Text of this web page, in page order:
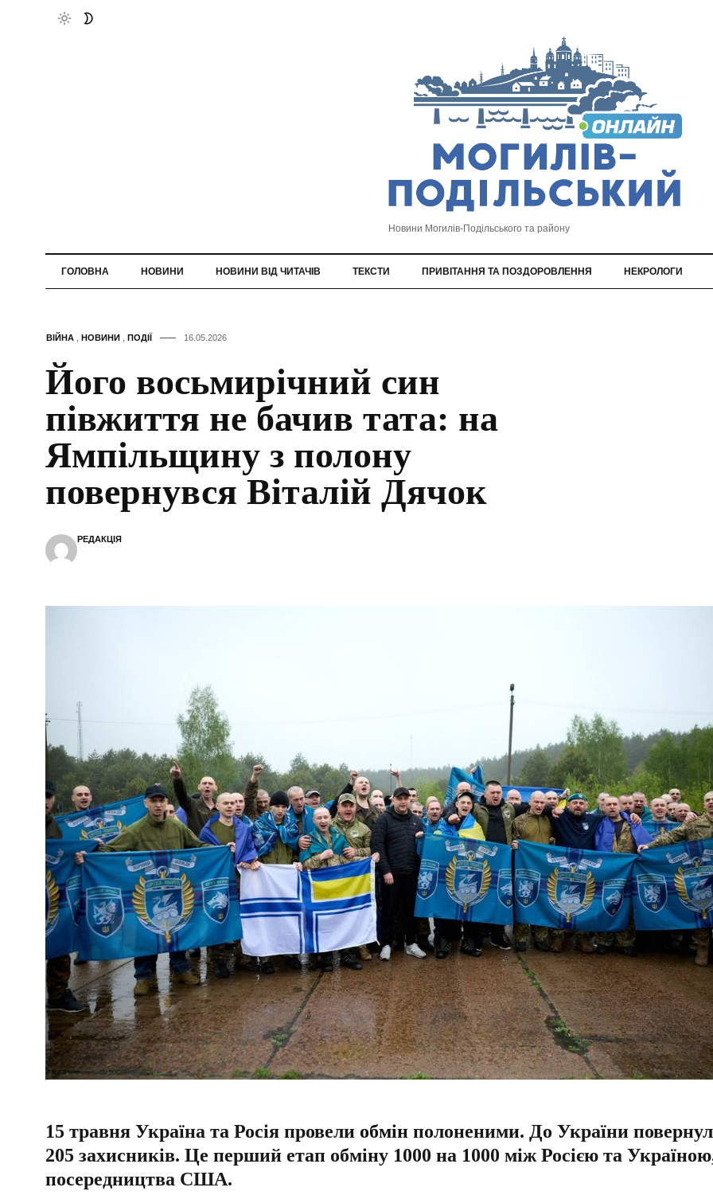
Новини Могилів-Подільського та району
ГОЛОВНА НОВИНИ НОВИНИ ВІД ЧИТАЧІВ ТЕКСТИ ПРИВІТАННЯ ТА ПОЗДОРОВЛЕННЯ НЕКРОЛОГИ
ВІЙНА НОВИНИ ПОДІЇ 16.05.2026
Його восьмирічний син
півжиття не бачив тата: на
Ямпільщину з полону
повернувся Віталій Дячок
РЕДАКЦІЯ
15 травня Україна та Росія провели обмін полоненими. До України
205 захисників. Це перший етап обміну 1000 на 1000 між Росією та
посередництва США.